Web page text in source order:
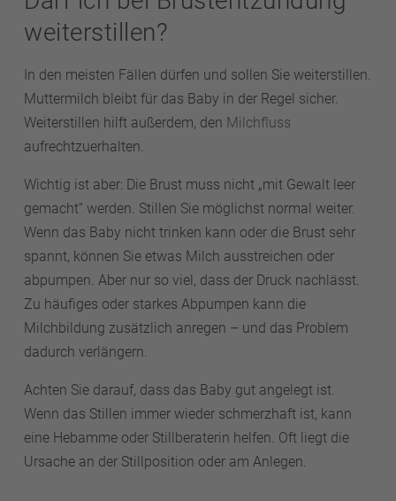
weiterstillen?
In den meisten Fällen dürfen und sollen Sie weiterstillen.
Muttermilch bleibt für das Baby in der Regel sicher.
Weiterstillen hilft außerdem, den Milchfluss
aufrechtzuerhalten.
Wichtig ist aber: Die Brust muss nicht „mit Gewalt leer
gemacht“ werden. Stillen Sie möglichst normal weiter.
Wenn das Baby nicht trinken kann oder die Brust sehr
spannt, können Sie etwas Milch ausstreichen oder
abpumpen. Aber nur so viel, dass der Druck nachlässt.
Zu häufiges oder starkes Abpumpen kann die
Milchbildung zusätzlich anregen – und das Problem
dadurch verlängern.
Achten Sie darauf, dass das Baby gut angelegt ist.
Wenn das Stillen immer wieder schmerzhaft ist, kann
eine Hebamme oder Stillberaterin helfen. Oft liegt die
Ursache an der Stillposition oder am Anlegen.